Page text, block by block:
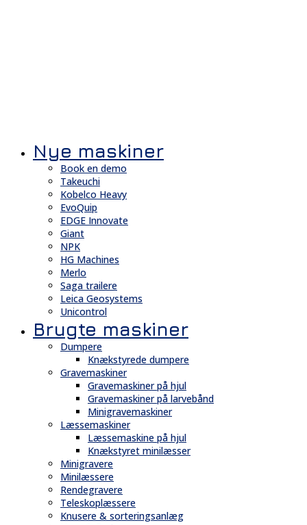
Nye maskiner
Book en demo
Takeuchi
Kobelco Heavy
EvoQuip
EDGE Innovate
Giant
NPK
HG Machines
Merlo
Saga trailere
Leica Geosystems
Unicontrol
Brugte maskiner
Dumpere
Knækstyrede dumpere
Gravemaskiner
Gravemaskiner på hjul
Gravemaskiner på larvebånd
Minigravemaskiner
Læssemaskiner
Læssemaskine på hjul
Knækstyret minilæsser
Minigravere
Minilæssere
Rendegravere
Teleskoplæssere
Knusere & sorteringsanlæg